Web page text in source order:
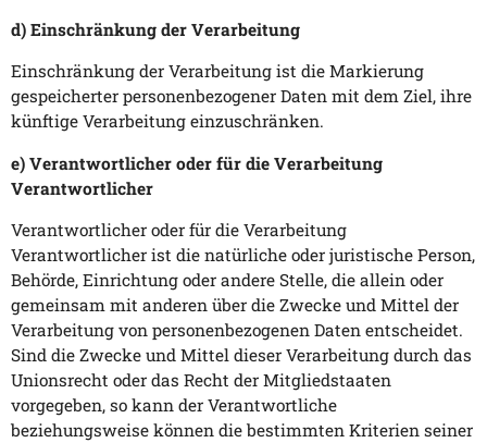
d) Einschränkung der Verarbeitung
Einschränkung der Verarbeitung ist die Markierung
gespeicherter personenbezogener Daten mit dem Ziel, ihre
künftige Verarbeitung einzuschränken.
e) Verantwortlicher oder für die Verarbeitung
Verantwortlicher
Verantwortlicher oder für die Verarbeitung
Verantwortlicher ist die natürliche oder juristische Person,
Behörde, Einrichtung oder andere Stelle, die allein oder
gemeinsam mit anderen über die Zwecke und Mittel der
Verarbeitung von personenbezogenen Daten entscheidet.
Sind die Zwecke und Mittel dieser Verarbeitung durch das
Unionsrecht oder das Recht der Mitgliedstaaten
vorgegeben, so kann der Verantwortliche
beziehungsweise können die bestimmten Kriterien seiner